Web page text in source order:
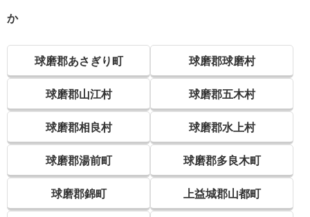
か
球磨郡あさぎり町 球磨郡球磨村
球磨郡山江村 球磨郡五木村
球磨郡相良村 球磨郡水上村
球磨郡湯前町 球磨郡多良木町
球磨郡錦町 上益城郡山都町